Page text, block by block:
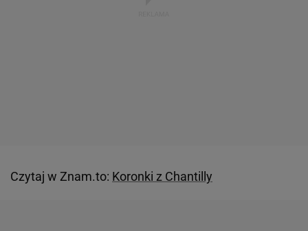
Czytaj w Znam.to: Koronki z Chantilly